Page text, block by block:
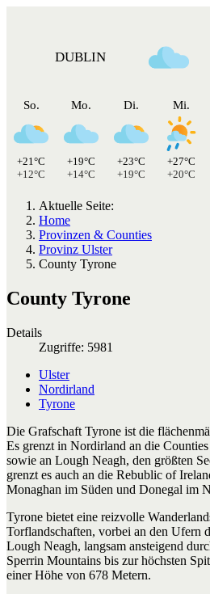
DUBLIN
So.
+21°C
+12°C
Mo.
+19°C
+14°C
Di.
+23°C
+19°C
Mi.
+27°C
+20°C
Aktuelle Seite:
Home
Provinzen & Counties
Provinz Ulster
County Tyrone
County Tyrone
Details
Zugriffe: 5981
Ulster
Nordirland
Tyrone
Die Grafschaft Tyrone ist die
Es grenzt in Nordirland an die
sowie an Lough Neagh, den größten
grenzt es auch an die Rebublic of
Monaghan im Süden und Donegal im
Tyrone bietet eine reizvolle
Torflandschaften, vorbei an den Ufern
Lough Neagh, langsam ansteigend
Sperrin Mountains bis zur höchsten
einer Höhe von 678 Metern.